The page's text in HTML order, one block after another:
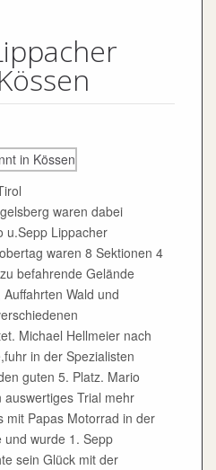
waren dabei
u.Sepp Lippacher
waren 8 Sektionen 4
befahrende Gelände
Wald und
Michael Hellmeier nach
in der Spezialisten
guten 5. Platz. Mario
Trial mehr
mit Papas Motorrad in der
und wurde 1. Sepp
sein Glück mit der